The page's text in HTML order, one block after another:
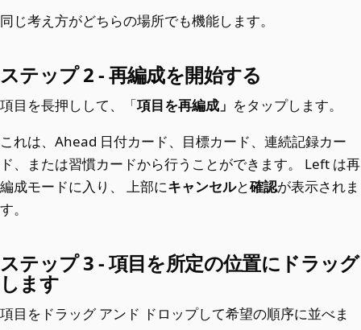
同じ考え方がどちらの場所でも機能します。
ステップ 2 - 再編成を開始する
項目を長押しして、「項目を再編成」 をタップします。
これは、Ahead 日付カード、目標カード、連続記録カー
ド、または習慣カードから行うことができます。 Left は再
編成モードに入り、 上部にキャンセルと確認が表示されま
す。
ステップ 3 - 項目を所定の位置にドラッグ
します
項目をドラッグ アンド ドロップして希望の順序に並べま